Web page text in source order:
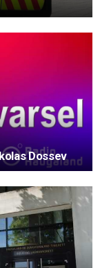
Dossev